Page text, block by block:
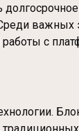
Среди
с